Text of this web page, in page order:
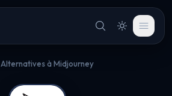
Alternatives à Midjourney